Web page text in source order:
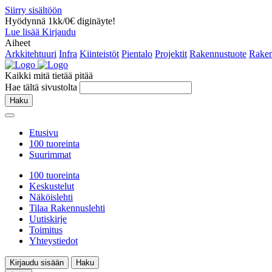
Siirry sisältöön
Hyödynnä 1kk/0€ diginäyte!
Lue lisää Kirjaudu
Aiheet
Arkkitehtuuri Infra Kiinteistöt Pientalo Projektit Rakennustuote
Kaikki mitä tietää pitää
Hae tältä sivustolta
Haku
Etusivu
100 tuoreinta
Suurimmat
100 tuoreinta
Keskustelut
Näköislehti
Tilaa Rakennuslehti
Uutiskirje
Toimitus
Yhteystiedot
Kirjaudu sisään
Haku